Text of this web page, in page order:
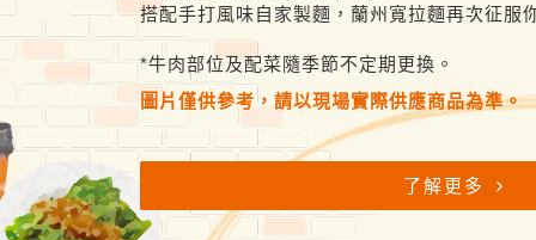
搭配手打風味自家製麵，蘭州寬拉麵再次征服
*牛肉部位及配菜隨季節不定期更換。
圖片僅供參考，請以現場實際供應商品為準。
了解更多